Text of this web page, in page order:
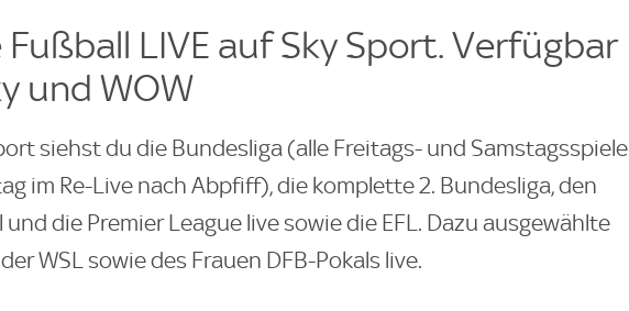
Fußball LIVE auf Sky Sport. Verfügbar
und WOW
siehst du die Bundesliga (alle Freitags- und Samstagsspiele
im Re-Live nach Abpfiff), die komplette 2. Bundesliga, den
und die Premier League live sowie die EFL. Dazu ausgewählte
WSL sowie des Frauen DFB-Pokals live.